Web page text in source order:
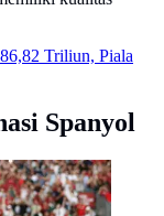
Triliun, Piala
Spanyol